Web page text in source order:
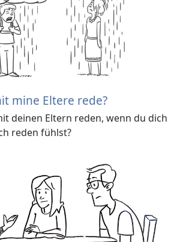
mine Eltere rede?
deinen Eltern reden, wenn du dich
reden fühlst?